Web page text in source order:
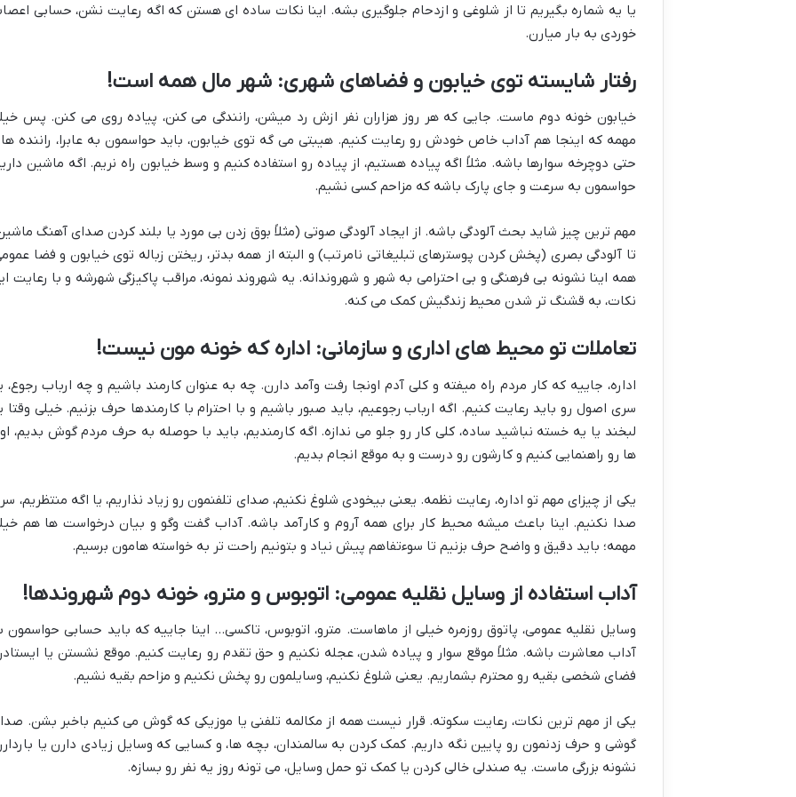
یا یه شماره بگیریم تا از شلوغی و ازدحام جلوگیری بشه. اینا نکات ساده ای هستن که اگه رعایت نشن، حسابی
خوردی به بار میارن.
رفتار شایسته توی خیابون و فضاهای شهری: شهر مال همه است!
خیابون خونه دوم ماست. جایی که هر روز هزاران نفر ازش رد میشن، رانندگی می کنن، پیاده روی می کنن. پس
مهمه که اینجا هم آداب خاص خودش رو رعایت کنیم. هیبتی می گه توی خیابون، باید حواسمون به عابرا، راننده
حتی دوچرخه سوارها باشه. مثلاً اگه پیاده هستیم، از پیاده رو استفاده کنیم و وسط خیابون راه نریم. اگه ماشین
حواسمون به سرعت و جای پارک باشه که مزاحم کسی نشیم.
مهم ترین چیز شاید بحث آلودگی باشه. از ایجاد آلودگی صوتی (مثلاً بوق زدن بی مورد یا بلند کردن صدای آهنگ
تا آلودگی بصری (پخش کردن پوسترهای تبلیغاتی نامرتب) و البته از همه بدتر، ریختن زباله توی خیابون و فضا
همه اینا نشونه بی فرهنگی و بی احترامی به شهر و شهروندانه. یه شهروند نمونه، مراقب پاکیزگی شهرشه و با رعایت
نکات، به قشنگ تر شدن محیط زندگیش کمک می کنه.
تعاملات تو محیط های اداری و سازمانی: اداره که خونه مون نیست!
اداره، جاییه که کار مردم راه میفته و کلی آدم اونجا رفت وآمد دارن. چه به عنوان کارمند باشیم و چه ارباب رجوع،
سری اصول رو باید رعایت کنیم. اگه ارباب رجوعیم، باید صبور باشیم و با احترام با کارمندها حرف بزنیم. خیلی وقتا
لبخند یا یه خسته نباشید ساده، کلی کار رو جلو می ندازه. اگه کارمندیم، باید با حوصله به حرف مردم گوش بدیم،
ها رو راهنمایی کنیم و کارشون رو درست و به موقع انجام بدیم.
یکی از چیزای مهم تو اداره، رعایت نظمه. یعنی بیخودی شلوغ نکنیم، صدای تلفنمون رو زیاد نذاریم، یا اگه منتظریم،
صدا نکنیم. اینا باعث میشه محیط کار برای همه آروم و کارآمد باشه. آداب گفت وگو و بیان درخواست ها هم
مهمه؛ باید دقیق و واضح حرف بزنیم تا سوءتفاهم پیش نیاد و بتونیم راحت تر به خواسته هامون برسیم.
آداب استفاده از وسایل نقلیه عمومی: اتوبوس و مترو، خونه دوم شهروندها!
وسایل نقلیه عمومی، پاتوق روزمره خیلی از ماهاست. مترو، اتوبوس، تاکسی… اینا جاییه که باید حسابی حواسمون
آداب معاشرت باشه. مثلاً موقع سوار و پیاده شدن، عجله نکنیم و حق تقدم رو رعایت کنیم. موقع نشستن یا
فضای شخصی بقیه رو محترم بشماریم. یعنی شلوغ نکنیم، وسایلمون رو پخش نکنیم و مزاحم بقیه نشیم.
یکی از مهم ترین نکات، رعایت سکوته. قرار نیست همه از مکالمه تلفنی یا موزیکی که گوش می کنیم باخبر بشن.
گوشی و حرف زدنمون رو پایین نگه داریم. کمک کردن به سالمندان، بچه ها، و کسایی که وسایل زیادی دارن یا
نشونه بزرگی ماست. یه صندلی خالی کردن یا کمک تو حمل وسایل، می تونه روز یه نفر رو بسازه.